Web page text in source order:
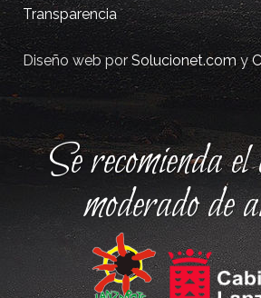
Transparencia
Diseño web porSolucionet.comy
Se recomienda el
moderado de